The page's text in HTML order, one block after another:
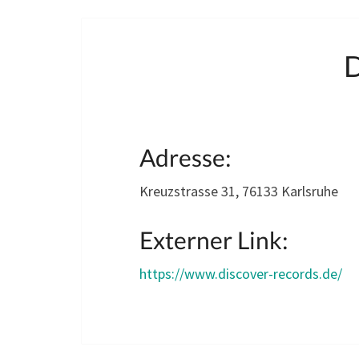
Adresse:
Kreuzstrasse 31, 76133 Karlsruhe
Externer Link:
https://www.discover-records.de/